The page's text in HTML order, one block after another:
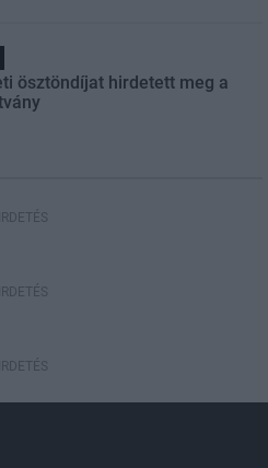
ösztöndíjat hirdetett meg a